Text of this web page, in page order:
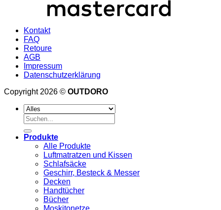
Kontakt
FAQ
Retoure
AGB
Impressum
Datenschutzerklärung
Copyright 2026 © OUTDORO
Suche
nach:
Produkte
Alle Produkte
Luftmatratzen und Kissen
Schlafsäcke
Geschirr, Besteck & Messer
Decken
Handtücher
Bücher
Moskitonetze